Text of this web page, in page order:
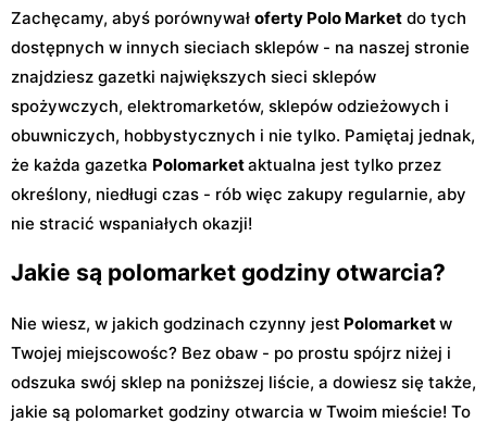
Zachęcamy, abyś porównywał oferty Polo Market do tych
dostępnych w innych sieciach sklepów - na naszej stronie
znajdziesz gazetki największych sieci sklepów
spożywczych, elektromarketów, sklepów odzieżowych i
obuwniczych, hobbystycznych i nie tylko. Pamiętaj jednak,
że każda gazetka Polomarketaktualna jest tylko przez
określony, niedługi czas - rób więc zakupy regularnie, aby
nie stracić wspaniałych okazji!
Jakie są polomarket godziny otwarcia?
Nie wiesz, w jakich godzinach czynny jest Polomarketw
Twojej miejscowośc? Bez obaw - po prostu spójrz niżej i
odszuka swój sklep na poniższej liście, a dowiesz się także,
jakie są polomarket godziny otwarcia w Twoim mieście! To